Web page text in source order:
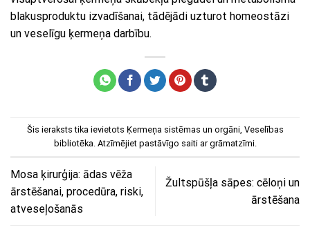
blakusproduktu izvadīšanai, tādējādi uzturot homeostāzi
un veselīgu ķermeņa darbību.
Šis ieraksts tika ievietots Ķermeņa sistēmas un orgāni, Veselības
bibliotēka . Atzīmējiet pastāvīgo saitiar grāmatzīmi.
Mosa ķirurģija: ādas vēža
ārstēšanai, procedūra, riski,
atveseļošanās
Žultspūšļa sāpes: cēloņi un
ārstēšana